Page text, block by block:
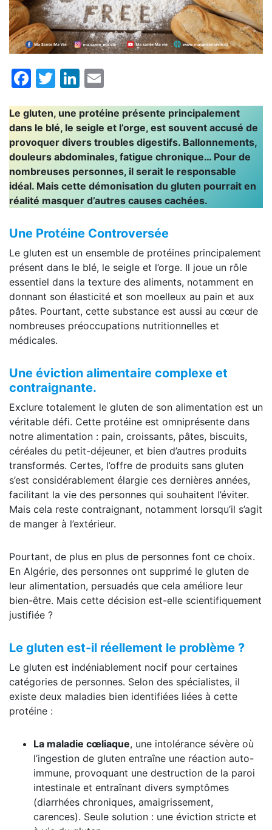
Facebook
TwitterLinkedIn
Le gluten, une protéine présente principalement
dans le blé, le seigle et l’orge, est souvent accusé de
provoquer divers troubles digestifs. Ballonnements,
douleurs abdominales, fatigue chronique… Pour de
nombreuses personnes, il serait le responsable
idéal. Mais cette démonisation du gluten pourrait en
réalité masquer d’autres causes cachées.
Une Protéine Controversée
Le gluten est un ensemble de protéines principalement
présent dans le blé, le seigle et l’orge. Il joue un rôle
essentiel dans la texture des aliments, notamment en
donnant son élasticité et son moelleux au pain et aux
pâtes. Pourtant, cette substance est aussi au cœur de
nombreuses préoccupations nutritionnelles et
médicales.
Une éviction alimentaire complexe et
contraignante.
Exclure totalement le gluten de son alimentation est un
véritable défi. Cette protéine est omniprésente dans
notre alimentation : pain, croissants, pâtes, biscuits,
céréales du petit-déjeuner, et bien d’autres produits
transformés. Certes, l’offre de produits sans gluten
s’est considérablement élargie ces dernières années,
facilitant la vie des personnes qui souhaitent l’éviter.
Mais cela reste contraignant, notamment lorsqu’il s’agit
de manger à l’extérieur.
Pourtant, de plus en plus de personnes font ce choix.
En Algérie, des personnes ont supprimé le gluten de
leur alimentation, persuadés que cela améliore leur
bien-être. Mais cette décision est-elle scientifiquement
justifiée ?
Le gluten est-il réellement le problème ?
Le gluten est indéniablement nocif pour certaines
catégories de personnes. Selon des spécialistes, il
existe deux maladies bien identifiées liées à cette
protéine :
La maladie cœliaque, une intolérance sévère où
l’ingestion de gluten entraîne une réaction auto-
immune, provoquant une destruction de la paroi
intestinale et entraînant divers symptômes
(diarrhées chroniques, amaigrissement,
carences). Seule solution : une éviction stricte et